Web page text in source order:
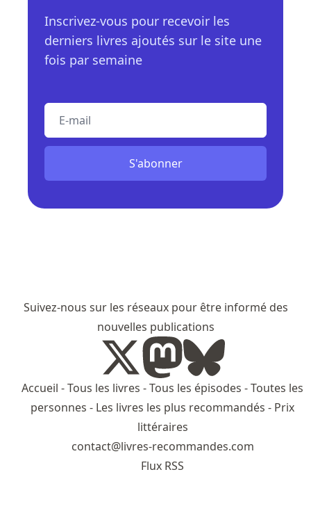
Inscrivez-vous pour recevoir les
derniers livres ajoutés sur le site une
fois par semaine
S'abonner
Suivez-nous sur les réseaux pour être informé des
nouvelles publications
Accueil -Tous les livres -Tous les épisodes -Toutes les
personnes - Les livres les plus recommandés - Prix
littéraires
contact@livres-recommandes.com
Flux RSS